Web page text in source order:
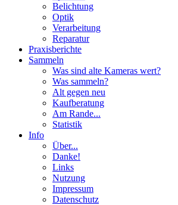
Belichtung
Optik
Verarbeitung
Reparatur
Praxisberichte
Sammeln
Was sind alte Kameras wert?
Was sammeln?
Alt gegen neu
Kaufberatung
Am Rande...
Statistik
Info
Über...
Danke!
Links
Nutzung
Impressum
Datenschutz